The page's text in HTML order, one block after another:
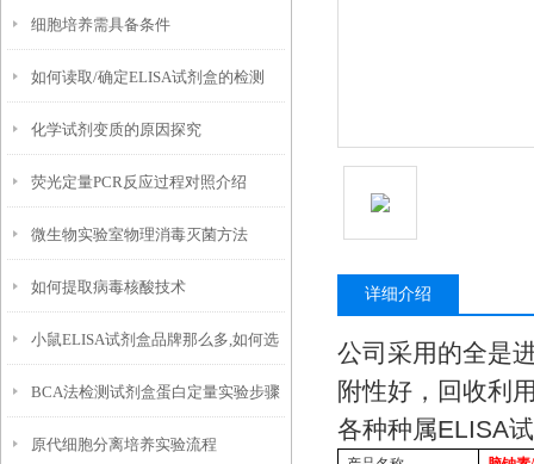
细胞培养需具备条件
如何读取/确定ELISA试剂盒的检测
限？
化学试剂变质的原因探究
荧光定量PCR反应过程对照介绍
微生物实验室物理消毒灭菌方法
如何提取病毒核酸技术
小鼠ELISA试剂盒品牌那么多,如何选
择
BCA法检测试剂盒蛋白定量实验步骤
原代细胞分离培养实验流程
详细介绍
公司采用的全是
附性好，回收利
各种种属ELISA